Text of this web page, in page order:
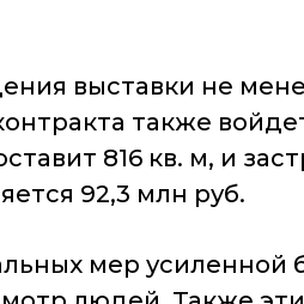
выставки не
также
816 кв. м, и
92,3 млн руб.
мер усиленной